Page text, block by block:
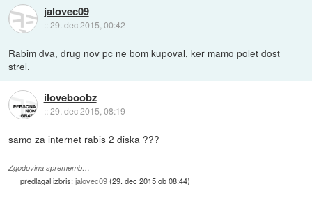
jalovec09
::29. dec 2015, 00:42
Rabim dva, drug nov pc ne bom kupoval, ker mamo polet dost
strel.
iloveboobz
::29. dec 2015, 08:19
samo za internet rabis 2 diska ???
Zgodovina sprememb…
predlagal izbris:jalovec09(29. dec 2015 ob 08:44)